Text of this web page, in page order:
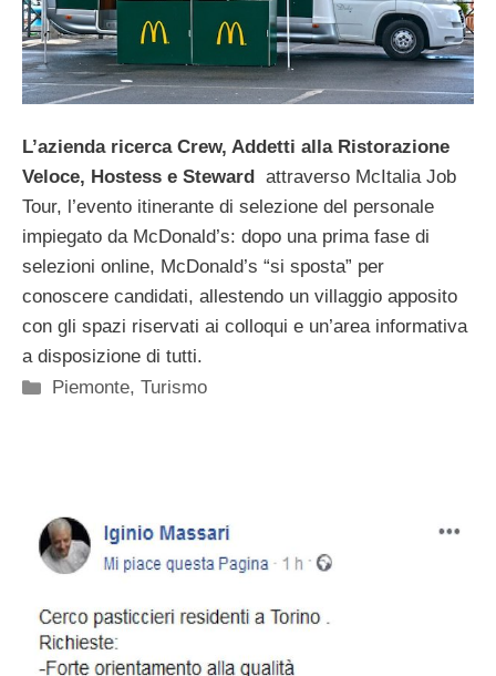
L’azienda ricerca Crew, Addetti alla Ristorazione
Veloce, Hostess e Steward
attraverso McItalia Job
Tour, l’evento itinerante di selezione del personale
impiegato da McDonald’s: dopo una prima fase di
selezioni online, McDonald’s “si sposta” per
conoscere candidati, allestendo un villaggio apposito
con gli spazi riservati ai colloqui e un’area informativa
a disposizione di tutti.
Categorie
Piemonte,Turismo